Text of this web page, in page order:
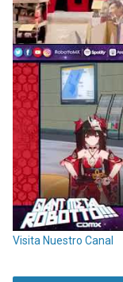
Visita Nuestro Canal